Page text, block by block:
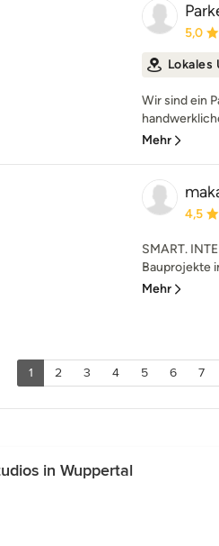
5,0
Lokales
Wir sind ein
Mehr
4,5
SMART.
Bauprojekte
Mehr
1 2 3 4 5 6 7
in Wuppertal